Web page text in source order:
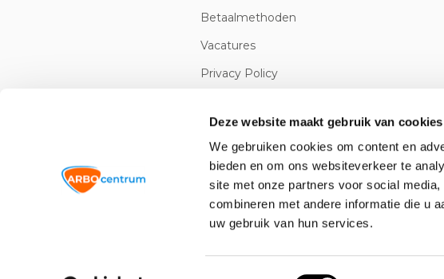
Deze website maakt gebruik van cookies
We gebruiken cookies om content en
bieden en om ons websiteverkeer te
site met onze partners voor social
combineren met andere informatie die u
uw gebruik van hun services.
Betaalmethoden
Vacatures
Privacy Policy